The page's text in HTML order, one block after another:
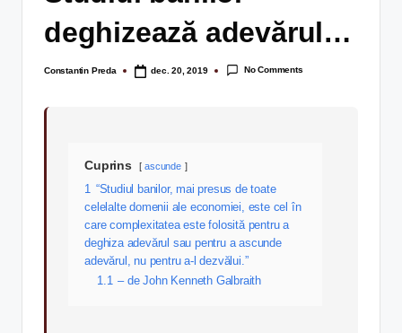
deghizează adevărul…
Constantin Preda dec. 20, 2019 No Comments
Cuprins ascunde
1
“Studiul banilor, mai presus de toate
celelalte domenii ale economiei, este cel în
care complexitatea este folosită pentru a
deghiza adevărul sau pentru a ascunde
adevărul, nu pentru a-l dezvălui.”
1.1
– de John Kenneth Galbraith